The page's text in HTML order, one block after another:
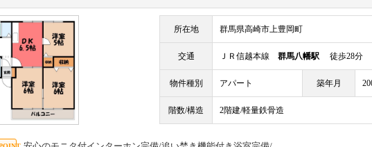
所在地 群馬県高崎市上豊岡町
交通 ＪＲ信越本線 群馬八幡駅 徒歩28分
物件種別 アパート 築年月
階数/構造 2階建/軽量鉄骨造